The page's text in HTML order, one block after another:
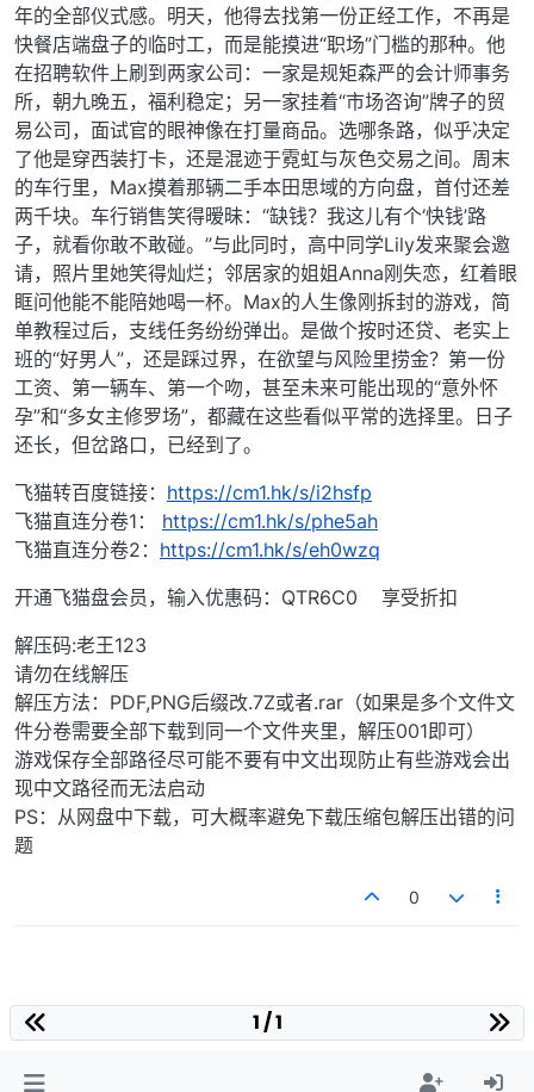
年的全部仪式感。明天，他得去找第一份正经工作，不再是
快餐店端盘子的临时工，而是能摸进“职场”门槛的那种。他
在招聘软件上刷到两家公司：一家是规矩森严的会计师事务
所，朝九晚五，福利稳定；另一家挂着“市场咨询”牌子的贸
易公司，面试官的眼神像在打量商品。选哪条路，似乎决定
了他是穿西装打卡，还是混迹于霓虹与灰色交易之间。周末
的车行里，Max摸着那辆二手本田思域的方向盘，首付还差
两千块。车行销售笑得暧昧：“缺钱？我这儿有个‘快钱’路
子，就看你敢不敢碰。”与此同时，高中同学Lily发来聚会邀
请，照片里她笑得灿烂；邻居家的姐姐Anna刚失恋，红着眼
眶问他能不能陪她喝一杯。Max的人生像刚拆封的游戏，简
单教程过后，支线任务纷纷弹出。是做个按时还贷、老实上
班的“好男人”，还是踩过界，在欲望与风险里捞金？第一份
工资、第一辆车、第一个吻，甚至未来可能出现的“意外怀
孕”和“多女主修罗场”，都藏在这些看似平常的选择里。日子
还长，但岔路口，已经到了。
飞猫转百度链接： https://cm1.hk/s/i2hsfp
飞猫直连分卷1： https://cm1.hk/s/phe5ah
飞猫直连分卷2： https://cm1.hk/s/eh0wzq
开通飞猫盘会员，输入优惠码：QTR6C0 享受折扣
解压码:老王123
请勿在线解压
解压方法：PDF,PNG后缀改.7Z或者.rar（如果是多个文件文
件分卷需要全部下载到同一个文件夹里，解压001即可）
游戏保存全部路径尽可能不要有中文出现防止有些游戏会出
现中文路径而无法启动
PS：从网盘中下载，可大概率避免下载压缩包解压出错的问
题
0
1 / 1